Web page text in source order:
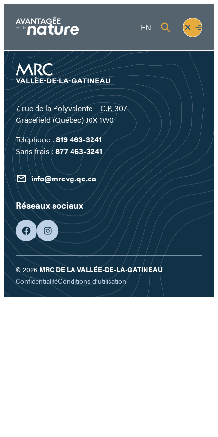
contenu
EN
Fermer
le
menu
Ouvrir
le
7, rue de la Polyvalente – C.P. 307
Gracefield (Québec) J0X 1W0
Téléphone :819 463-3241
Sans frais : 877 463-3241
info@mrcvg.qc.ca
Réseaux sociaux
facebookgoogleplus
© 2026 MRC DE LA VALLÉE-DE-LA-GATINEAU
ConfidentialitéConditions d’utilisation